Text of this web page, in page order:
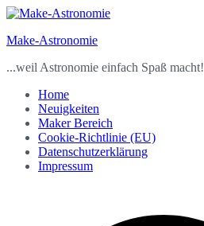
Zum
springen
Make-Astronomie
...weil Astronomie einfach Spaß macht!
Home
Neuigkeiten
Maker Bereich
Cookie-Richtlinie (EU)
Datenschutzerklärung
Impressum